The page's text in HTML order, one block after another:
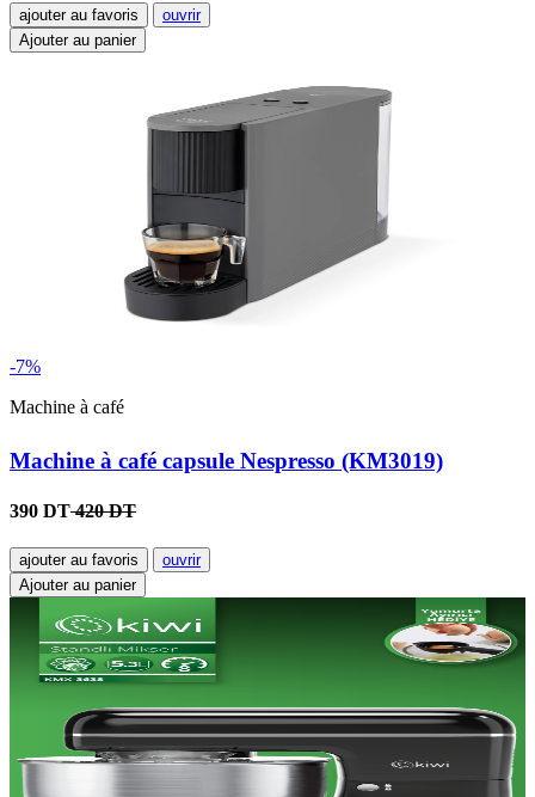
ajouter au favoris
ouvrir
Ajouter au panier
-7%
Machine à café
Machine à café capsule Nespresso (KM3019)
390 DT420 DT
ajouter au favoris
ouvrir
Ajouter au panier